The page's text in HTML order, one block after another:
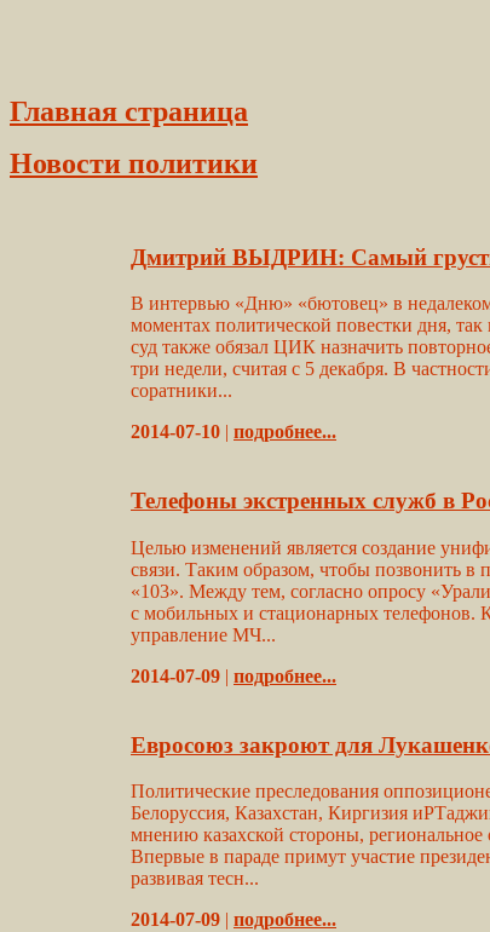
Главная страница
Новости политики
Дмитрий ВЫДРИН: Самый
В интервью «Дню» «бютовец» в
моментах политической повестки дня,
суд также обязал ЦИК назначить
три недели, считая с 5 декабря. В
соратники...
2014-07-10 | подробнее...
Телефоны экстренных служб в
Целью изменений является создание
связи. Таким образом, чтобы позвонить
«103». Между тем, согласно опросу
с мобильных и стационарных телефонов.
управление МЧ...
2014-07-09 | подробнее...
Евросоюз закроют для
Политические преследования
Белоруссия, Казахстан, Киргизия
мнению казахской стороны, региональное
Впервые в параде примут участие
развивая тесн...
2014-07-09 | подробнее...